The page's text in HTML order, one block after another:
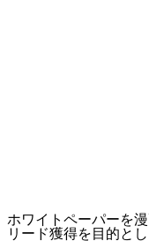
ホワイトペーパーを
リード獲得を目的と